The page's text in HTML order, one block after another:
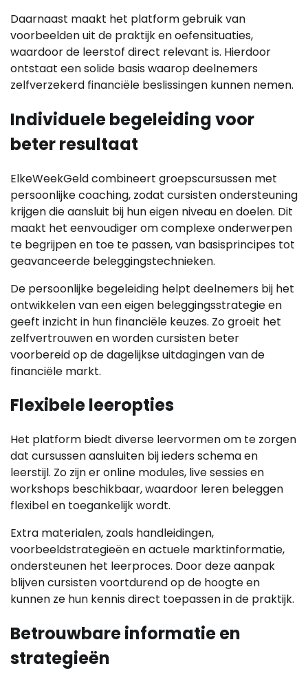
Daarnaast maakt het platform gebruik van
voorbeelden uit de praktijk en oefensituaties,
waardoor de leerstof direct relevant is. Hierdoor
ontstaat een solide basis waarop deelnemers
zelfverzekerd financiële beslissingen kunnen nemen.
Individuele begeleiding voor
beter resultaat
ElkeWeekGeld combineert groepscursussen met
persoonlijke coaching, zodat cursisten ondersteuning
krijgen die aansluit bij hun eigen niveau en doelen. Dit
maakt het eenvoudiger om complexe onderwerpen
te begrijpen en toe te passen, van basisprincipes tot
geavanceerde beleggingstechnieken.
De persoonlijke begeleiding helpt deelnemers bij het
ontwikkelen van een eigen beleggingsstrategie en
geeft inzicht in hun financiële keuzes. Zo groeit het
zelfvertrouwen en worden cursisten beter
voorbereid op de dagelijkse uitdagingen van de
financiële markt.
Flexibele leeropties
Het platform biedt diverse leervormen om te zorgen
dat cursussen aansluiten bij ieders schema en
leerstijl. Zo zijn er online modules, live sessies en
workshops beschikbaar, waardoor leren beleggen
flexibel en toegankelijk wordt.
Extra materialen, zoals handleidingen,
voorbeeldstrategieën en actuele marktinformatie,
ondersteunen het leerproces. Door deze aanpak
blijven cursisten voortdurend op de hoogte en
kunnen ze hun kennis direct toepassen in de praktijk.
Betrouwbare informatie en
strategieën